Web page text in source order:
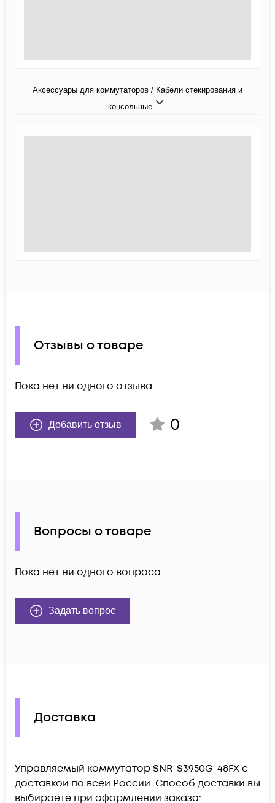
Аксессуары для коммутаторов / Кабели стекирования и
консольные
Отзывы о товаре
Пока нет ни одного отзыва
Добавить отзыв 0
Вопросы о товаре
Пока нет ни одного вопроса.
Задать вопрос
Доставка
Управляемый коммутатор SNR-S3950G-48FX c
доставкой по всей России. Способ доставки вы
выбираете при оформлении заказа: